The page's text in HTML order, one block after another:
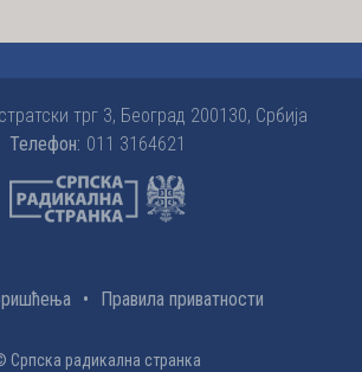
трг 3, Београд 200130, Србија
Телефон: 011 3164621
• Правила приватности
Српска радикална странка